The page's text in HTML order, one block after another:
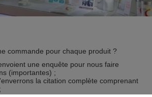
commande pour chaque produit ?
une enquête pour nous faire
(importantes) ;
la citation complète comprenant